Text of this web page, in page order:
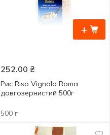
+
252.00 ₴
Рис Riso Vignola Roma
довгозернистий 500г
500 г